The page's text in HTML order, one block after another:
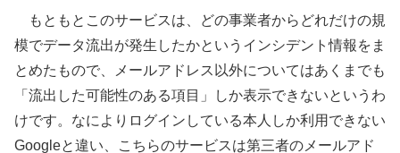
もともとこのサービスは、どの事業者からどれだけの規
模でデータ流出が発生したかというインシデント情報をま
とめたもので、メールアドレス以外についてはあくまでも
「流出した可能性のある項目」しか表示できないというわ
けです。なによりログインしている本人しか利用できない
Googleと違い、こちらのサービスは第三者のメールアド